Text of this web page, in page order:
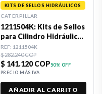
KITS DE SELLOS HIDRÁULICOS
CATERPILLAR
1211504K: Kits de Sellos
para Cilindro Hidráulico
Caterpillar
REF: 1211504K
$ 282.240 COP
$ 141.120 COP50% OFF
PRECIO MÁS IVA
AÑADIR AL CARRITO